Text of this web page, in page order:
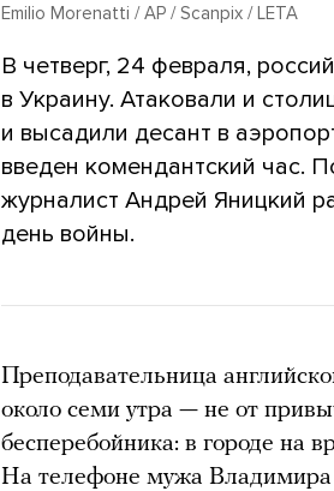
Emilio Morenatti / AP / Scanpix / LETA
В четверг, 24 февраля,
в Украину. Атаковали и
и высадили десант в
введен комендантский час.
журналист Андрей Яницкий
день войны.
Преподавательница
около семи утра — не от
бесперебойника: в городе на
На телефоне мужа Владимира